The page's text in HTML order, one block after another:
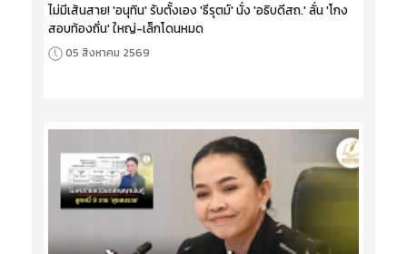
ไม่มีเส้นสาย! 'อนุทิน' รับตั้งเอง 'ธีรุตม์' นั่ง 'อธิบดีสถ.' ลั่น 'โกง
สอบท้องถิ่น' ใหญ่-เล็กโดนหมด
05 สิงหาคม 2569